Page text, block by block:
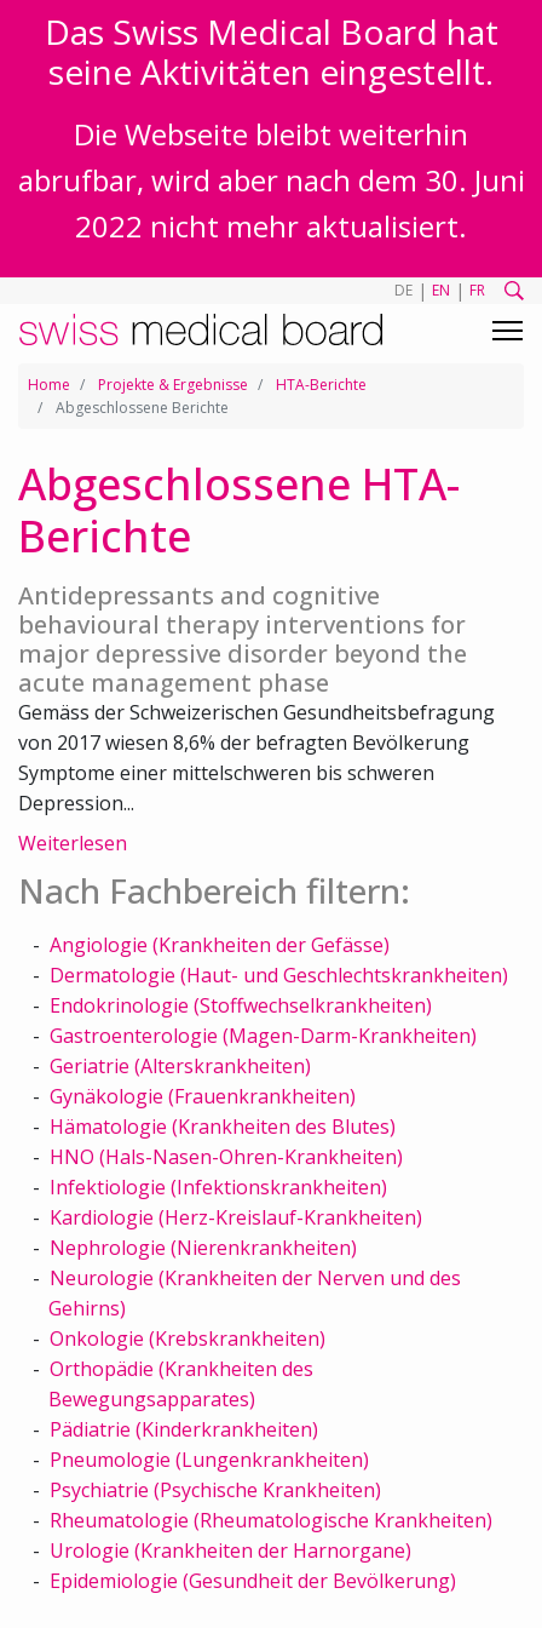
Das Swiss Medical Board hat
seine Aktivitäten eingestellt.
Die Webseite bleibt weiterhin
abrufbar, wird aber nach dem 30. Juni
2022 nicht mehr aktualisiert.
DE | EN | FR
Home Projekte & Ergebnisse
HTA-Berichte
Abgeschlossene Berichte
Abgeschlossene HTA-
Berichte
Antidepressants and cognitive
behavioural therapy interventions for
major depressive disorder beyond the
acute management phase
Gemäss der Schweizerischen Gesundheitsbefragung
von 2017 wiesen 8,6% der befragten Bevölkerung
Symptome einer mittelschweren bis schweren
Depression...
Weiterlesen
Nach Fachbereich filtern:
Angiologie (Krankheiten der Gefässe)
Dermatologie (Haut- und Geschlechtskrankheiten)
Endokrinologie (Stoffwechselkrankheiten)
Gastroenterologie (Magen-Darm-Krankheiten)
Geriatrie (Alterskrankheiten)
Gynäkologie (Frauenkrankheiten)
Hämatologie (Krankheiten des Blutes)
HNO (Hals-Nasen-Ohren-Krankheiten)
Infektiologie (Infektionskrankheiten)
Kardiologie (Herz-Kreislauf-Krankheiten)
Nephrologie (Nierenkrankheiten)
Neurologie (Krankheiten der Nerven und des
Gehirns)
Onkologie (Krebskrankheiten)
Orthopädie (Krankheiten des
Bewegungsapparates)
Pädiatrie (Kinderkrankheiten)
Pneumologie (Lungenkrankheiten)
Psychiatrie (Psychische Krankheiten)
Rheumatologie (Rheumatologische Krankheiten)
Urologie (Krankheiten der Harnorgane)
Epidemiologie (Gesundheit der Bevölkerung)